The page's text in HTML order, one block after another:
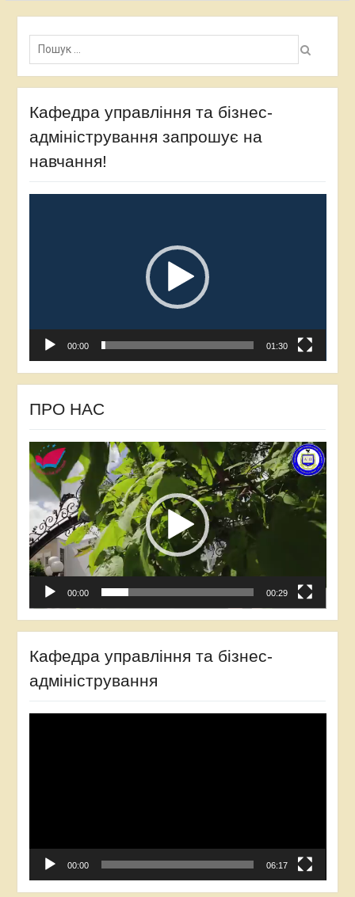
Пошук:
Кафедра управління та бізнес-
адміністрування запрошує на
навчання!
00:00 01:30
ПРО НАС
Відеопрогравач
00:00 00:29
Кафедра управління та бізнес-
адміністрування
00:00 06:17